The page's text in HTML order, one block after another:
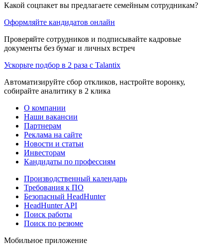
Какой соцпакет вы предлагаете семейным сотрудникам?
Оформляйте кандидатов онлайн
Проверяйте сотрудников и подписывайте кадровые
документы без бумаг и личных встреч
Ускорьте подбор в 2 раза с Talantix
Автоматизируйте сбор откликов, настройте воронку,
собирайте аналитику в 2 клика
О компании
Наши вакансии
Партнерам
Реклама на сайте
Новости и статьи
Инвесторам
Кандидаты по профессиям
Производственный календарь
Требования к ПО
Безопасный HeadHunter
HeadHunter API
Поиск работы
Поиск по резюме
Мобильное приложение